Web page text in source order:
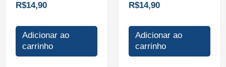
R$14,90
Adicionar ao
carrinho
R$14,90
Adicionar ao
carrinho